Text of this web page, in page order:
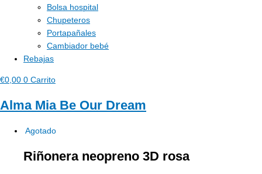
Bolsa hospital
Chupeteros
Portapañales
Cambiador bebé
Rebajas
€0,00 0 Carrito
Alma Mia Be Our Dream
Agotado
Riñonera neopreno 3D rosa